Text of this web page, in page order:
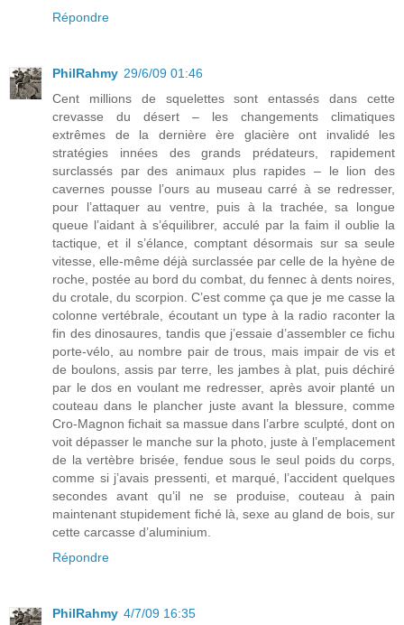
Répondre
PhilRahmy 29/6/09 01:46
Cent millions de squelettes sont entassés dans cette
crevasse du désert – les changements climatiques
extrêmes de la dernière ère glacière ont invalidé les
stratégies innées des grands prédateurs, rapidement
surclassés par des animaux plus rapides – le lion des
cavernes pousse l’ours au museau carré à se redresser,
pour l’attaquer au ventre, puis à la trachée, sa longue
queue l’aidant à s’équilibrer, acculé par la faim il oublie la
tactique, et il s’élance, comptant désormais sur sa seule
vitesse, elle-même déjà surclassée par celle de la hyène de
roche, postée au bord du combat, du fennec à dents noires,
du crotale, du scorpion. C’est comme ça que je me casse la
colonne vertébrale, écoutant un type à la radio raconter la
fin des dinosaures, tandis que j’essaie d’assembler ce fichu
porte-vélo, au nombre pair de trous, mais impair de vis et
de boulons, assis par terre, les jambes à plat, puis déchiré
par le dos en voulant me redresser, après avoir planté un
couteau dans le plancher juste avant la blessure, comme
Cro-Magnon fichait sa massue dans l’arbre sculpté, dont on
voit dépasser le manche sur la photo, juste à l’emplacement
de la vertèbre brisée, fendue sous le seul poids du corps,
comme si j’avais pressenti, et marqué, l’accident quelques
secondes avant qu’il ne se produise, couteau à pain
maintenant stupidement fiché là, sexe au gland de bois, sur
cette carcasse d’aluminium.
Répondre
PhilRahmy 4/7/09 16:35